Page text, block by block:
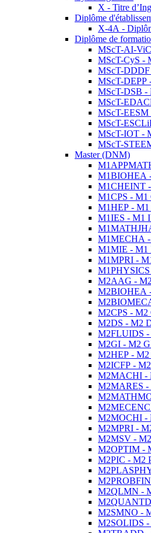
X - Titre
Diplôme
X-4A -
Diplôme de
MScT-AI-
MScT-CyS -
MScT-DDDF
MScT-DEPP
MScT-DSB -
MScT-
MScT-EESM
MScT-
MScT-IOT -
MScT-
Master (DNM)
M1BIOHEA
M1CHEINT -
M1CPS - M1
M1HEP - M1
M1IES - M1
M1MECHA -
M1MIE - M1
M1MPRI -
M2AAG -
M2BIOHEA
M2CPS - M2
M2DS - M2
M2FLUIDS -
M2GI - M2
M2HEP - M2
M2ICFP - M2
M2MACHI -
M2MARES -
M2MOCHI -
M2MPRI -
M2MSV - M2
M2OPTIM -
M2PIC - M2
M2PROBFIN
M2QLMN -
M2SMNO -
M2SOLIDS -